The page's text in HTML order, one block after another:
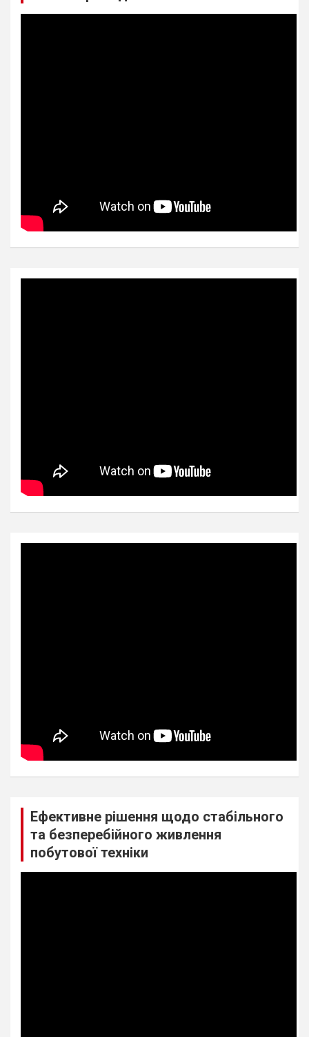
Ефективне рішення щодо стабільного
та безперебійного живлення
побутової техніки